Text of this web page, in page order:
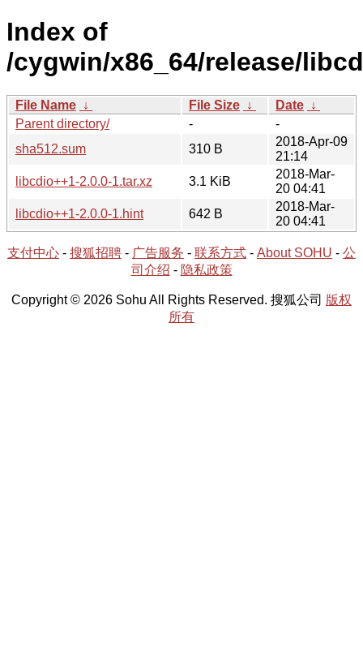
Index of
/cygwin/x86_64/release/
File Name ↓ File Size ↓ Date ↓
Parent directory/
-
-
sha512.sum
310 B
2018-Apr-09
21:14
libcdio++1-2.0.0-1.tar.xz
3.1 KiB
2018-Mar-
20 04:41
libcdio++1-2.0.0-1.hint
642 B
2018-Mar-
20 04:41
支付中心 - 搜狐招聘 - 广告服务 - 联系方式 - About SOHU - 公
司介绍 - 隐私政策
Copyright © 2026 Sohu All Rights Reserved. 搜狐公司 版权
所有